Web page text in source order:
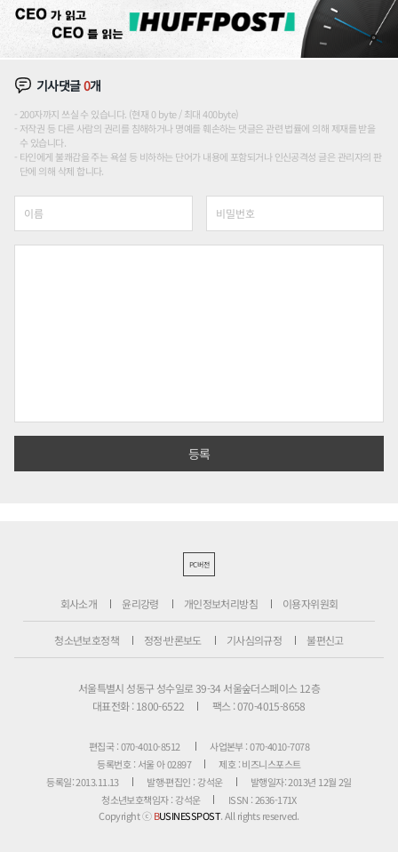
기사댓글0개
200자까지 쓰실 수 있습니다. (현재 0 byte / 최대 400byte)
저작권 등 다른 사람의 권리를 침해하거나 명예를 훼손하는 댓글은 관련 법률에 의해 제재를 받을
수 있습니다.
타인에게 불쾌감을 주는 욕설 등 비하하는 단어가 내용에 포함되거나 인신공격성 글은 관리자의 판
단에 의해 삭제 합니다.
PC버전
회사소개 윤리강령 개인정보처리방침 이용자위원회
청소년보호정책 정정·반론보도 기사심의규정 불편신고
서울특별시 성동구 성수일로 39-34 서울숲더스페이스 12층
대표전화 : 1800-6522
팩스 : 070-4015-8658
편집국 : 070-4010-8512
사업본부 : 070-4010-7078
등록번호 : 서울 아 02897
제호 : 비즈니스포스트
등록일: 2013.11.13
발행·편집인 : 강석운
발행일자: 2013년 12월 2일
청소년보호책임자 : 강석운
ISSN : 2636-171X
Copyright ⓒBUSINESSPOST. All rights reserved.